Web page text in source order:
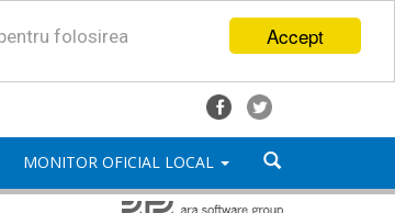
Accept
folosirea
MONITOR OFICIAL LOCAL